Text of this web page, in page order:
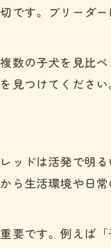
リストと質問例
お迎え前の最終確
きポイントまとめ
ポート活用方法
す。ブリーダ
の子犬を見比
見つけてください
ッドは活発で明
生活環境や日
です。例えば
は公式LINEから
は公式LINEから